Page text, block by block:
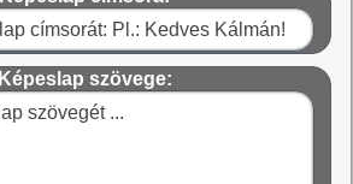
Képeslap szövege: